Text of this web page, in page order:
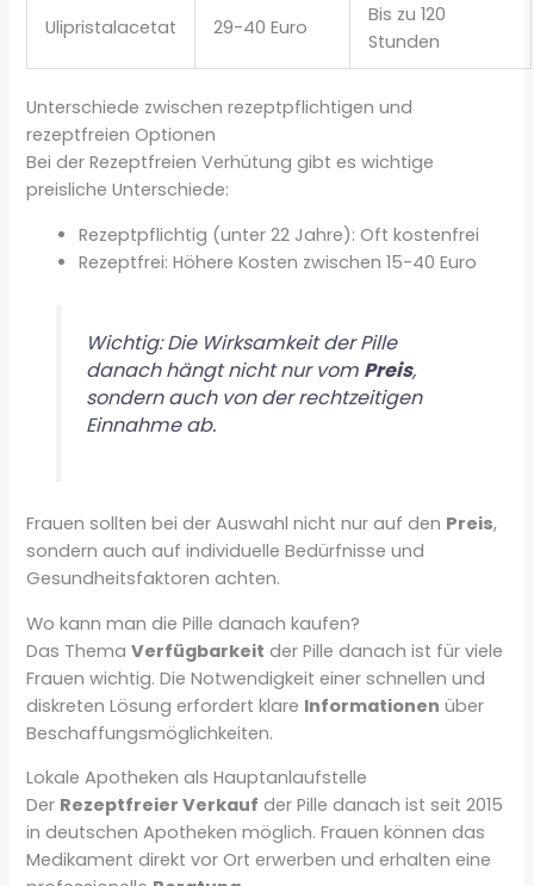
Ulipristalacetat 29-40 Euro
Bis zu 120
Stunden
Unterschiede zwischen rezeptpflichtigen und
rezeptfreien Optionen
Bei der Rezeptfreien Verhütung gibt es wichtige
preisliche Unterschiede:
Rezeptpflichtig (unter 22 Jahre): Oft kostenfrei
Rezeptfrei: Höhere Kosten zwischen 15-40 Euro
Wichtig: Die Wirksamkeit der Pille
danach hängt nicht nur vom Preis,
sondern auch von der rechtzeitigen
Einnahme ab.
Frauen sollten bei der Auswahl nicht nur auf den Preis,
sondern auch auf individuelle Bedürfnisse und
Gesundheitsfaktoren achten.
Wo kann man die Pille danach kaufen?
Das ThemaVerfügbarkeit der Pille danach ist für viele
Frauen wichtig. Die Notwendigkeit einer schnellen und
diskreten Lösung erfordert klare Informationen über
Beschaffungsmöglichkeiten.
Lokale Apotheken als Hauptanlaufstelle
Der Rezeptfreier Verkauf der Pille danach ist seit 2015
in deutschen Apotheken möglich. Frauen können das
Medikament direkt vor Ort erwerben und erhalten eine